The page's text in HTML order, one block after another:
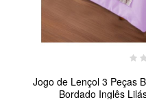
Jogo de Lençol 3 Peças
Bordado Inglês